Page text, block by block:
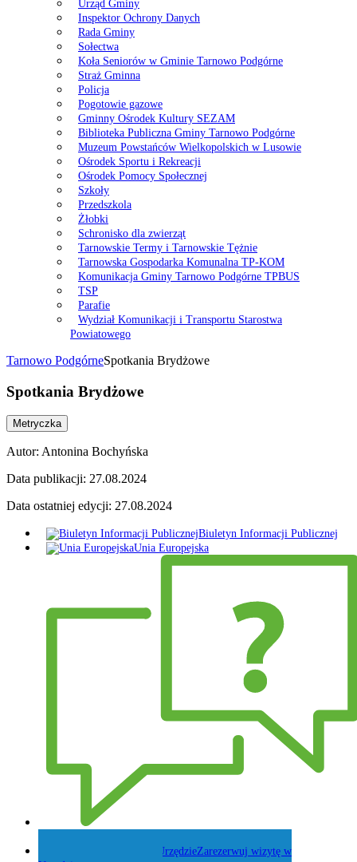
Urząd Gminy
Inspektor Ochrony Danych
Rada Gminy
Sołectwa
Koła Seniorów w Gminie Tarnowo Podgórne
Straż Gminna
Policja
Pogotowie gazowe
Gminny Ośrodek Kultury SEZAM
Biblioteka Publiczna Gminy Tarnowo Podgórne
Muzeum Powstańców Wielkopolskich w Lusowie
Ośrodek Sportu i Rekreacji
Ośrodek Pomocy Społecznej
Szkoły
Przedszkola
Żłobki
Schronisko dla zwierząt
Tarnowskie Termy i Tarnowskie Tężnie
Tarnowska Gospodarka Komunalna TP-KOM
Komunikacja Gminy Tarnowo Podgórne TPBUS
TSP
Parafie
Wydział Komunikacji i Transportu Starostwa
Powiatowego
Tarnowo PodgórneSpotkania Brydżowe
Spotkania Brydżowe
Metryczka
Autor: Antonina Bochyńska
Data publikacji: 27.08.2024
Data ostatniej edycji: 27.08.2024
Biuletyn Informacji Publicznej
Unia Europejska
Zarezerwuj wizytę w